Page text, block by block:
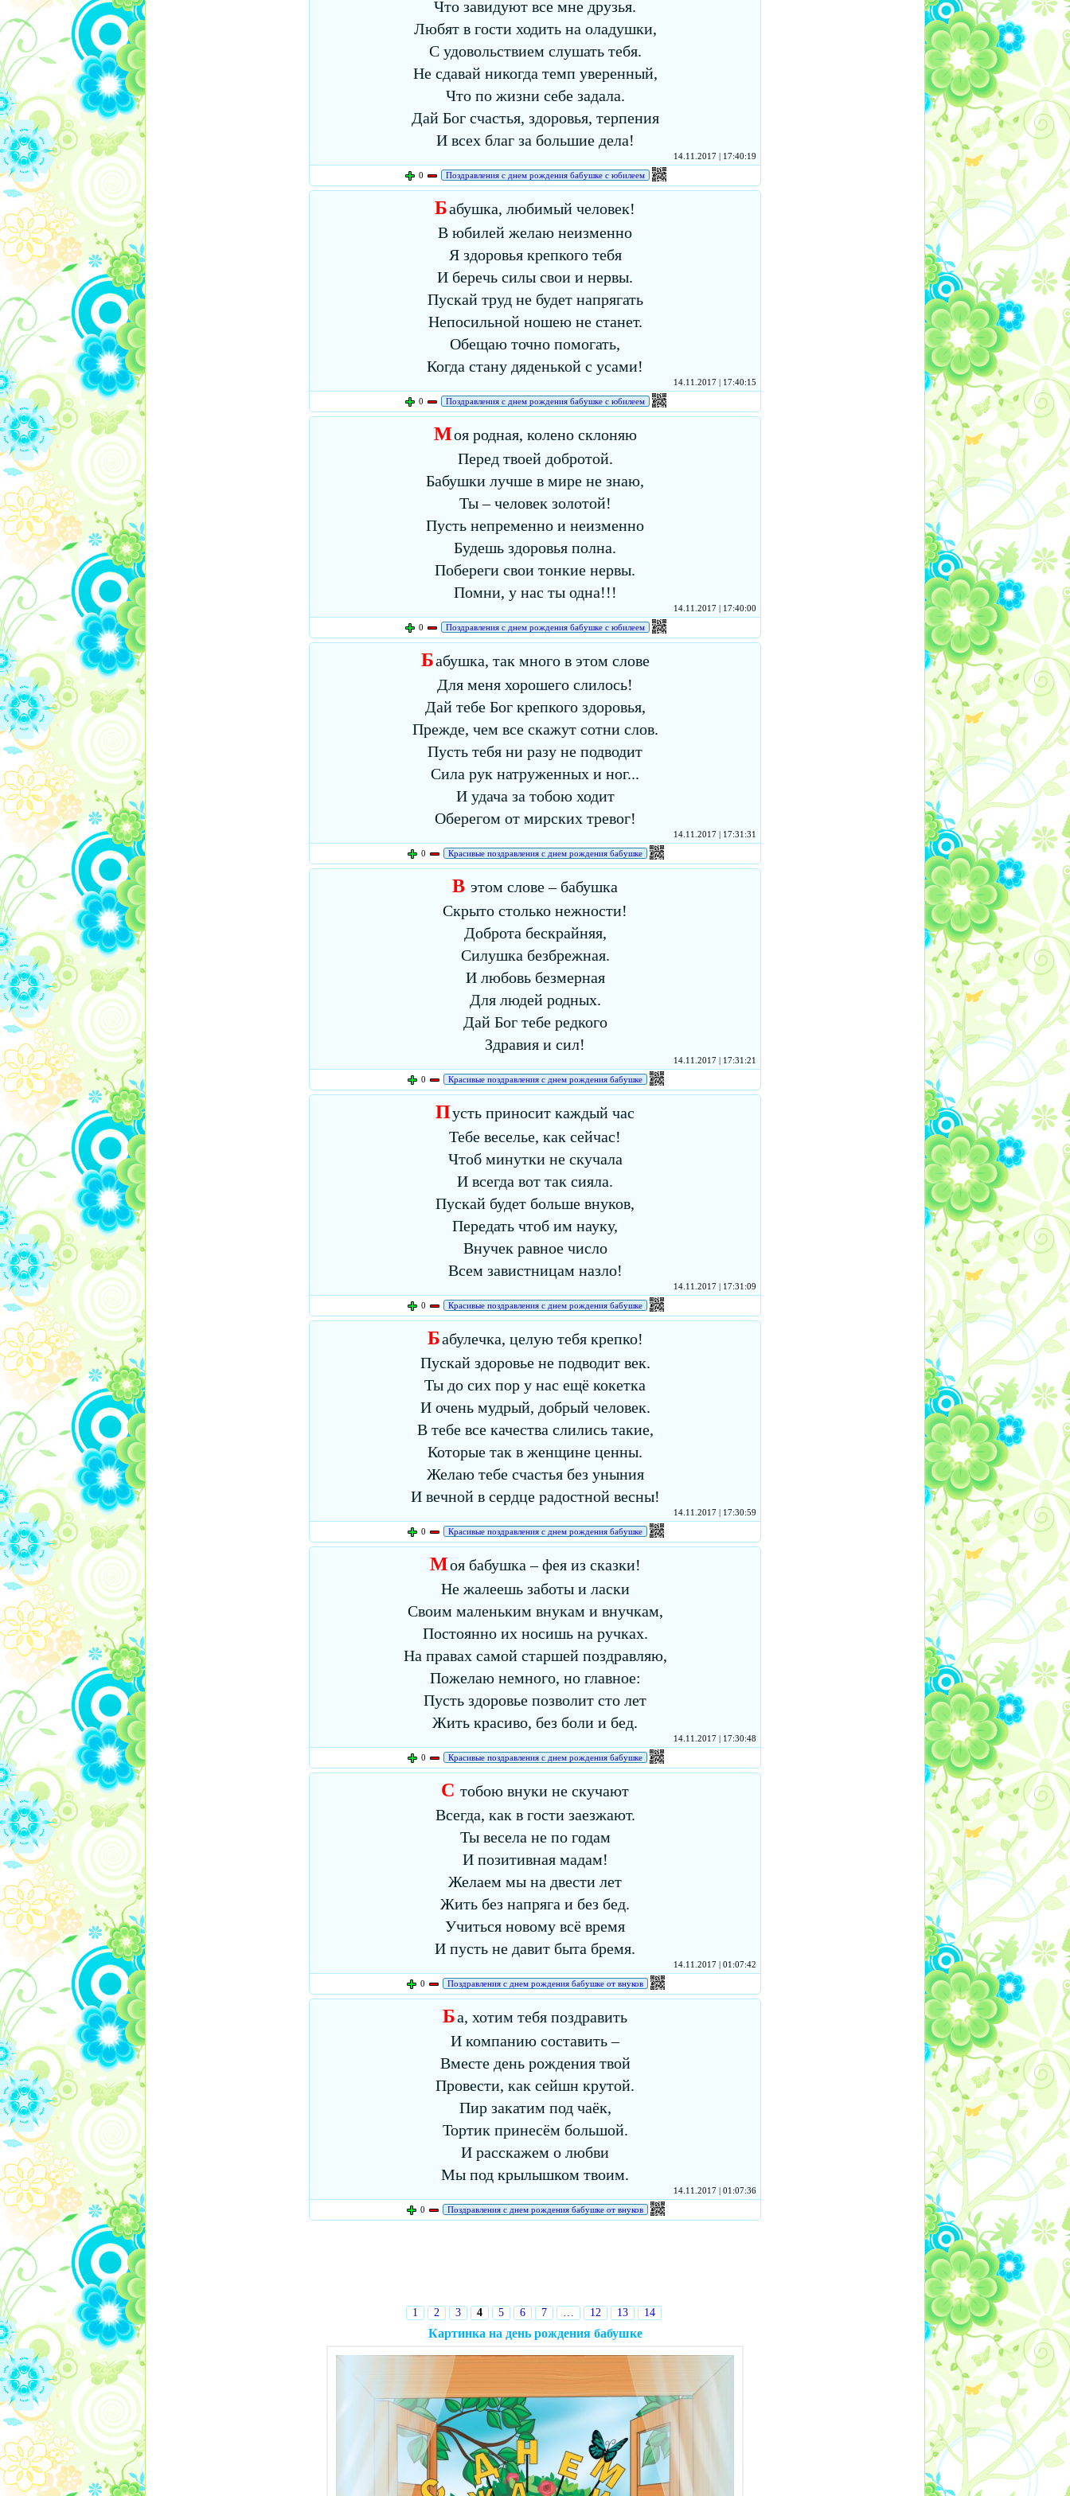
Что завидуют все мне друзья.
Любят в гости ходить на оладушки,
С удовольствием слушать тебя.
Не сдавай никогда темп уверенный,
Что по жизни себе задала.
Дай Бог счастья, здоровья, терпения
И всех благ за большие дела!
14.11.2017 | 17:40:19
0
Поздравления с днем рождения бабушке с юбилеем
Бабушка, любимый человек!
В юбилей желаю неизменно
Я здоровья крепкого тебя
И беречь силы свои и нервы.
Пускай труд не будет напрягать
Непосильной ношею не станет.
Обещаю точно помогать,
Когда стану дяденькой с усами!
14.11.2017 | 17:40:15
0
Поздравления с днем рождения бабушке с юбилеем
Моя родная, колено склоняю
Перед твоей добротой.
Бабушки лучше в мире не знаю,
Ты – человек золотой!
Пусть непременно и неизменно
Будешь здоровья полна.
Побереги свои тонкие нервы.
Помни, у нас ты одна!!!
14.11.2017 | 17:40:00
0
Поздравления с днем рождения бабушке с юбилеем
Бабушка, так много в этом слове
Для меня хорошего слилось!
Дай тебе Бог крепкого здоровья,
Прежде, чем все скажут сотни слов.
Пусть тебя ни разу не подводит
Сила рук натруженных и ног...
И удача за тобою ходит
Оберегом от мирских тревог!
14.11.2017 | 17:31:31
0
Красивые поздравления с днем рождения бабушке
В этом слове – бабушка
Скрыто столько нежности!
Доброта бескрайняя,
Силушка безбрежная.
И любовь безмерная
Для людей родных.
Дай Бог тебе редкого
Здравия и сил!
14.11.2017 | 17:31:21
0
Красивые поздравления с днем рождения бабушке
Пусть приносит каждый час
Тебе веселье, как сейчас!
Чтоб минутки не скучала
И всегда вот так сияла.
Пускай будет больше внуков,
Передать чтоб им науку,
Внучек равное число
Всем завистницам назло!
14.11.2017 | 17:31:09
0
Красивые поздравления с днем рождения бабушке
Бабулечка, целую тебя крепко!
Пускай здоровье не подводит век.
Ты до сих пор у нас ещё кокетка
И очень мудрый, добрый человек.
В тебе все качества слились такие,
Которые так в женщине ценны.
Желаю тебе счастья без уныния
И вечной в сердце радостной весны!
14.11.2017 | 17:30:59
0
Красивые поздравления с днем рождения бабушке
Моя бабушка – фея из сказки!
Не жалеешь заботы и ласки
Своим маленьким внукам и внучкам,
Постоянно их носишь на ручках.
На правах самой старшей поздравляю,
Пожелаю немного, но главное:
Пусть здоровье позволит сто лет
Жить красиво, без боли и бед.
14.11.2017 | 17:30:48
0
Красивые поздравления с днем рождения бабушке
С тобою внуки не скучают
Всегда, как в гости заезжают.
Ты весела не по годам
И позитивная мадам!
Желаем мы на двести лет
Жить без напряга и без бед.
Учиться новому всё время
И пусть не давит быта бремя.
14.11.2017 | 01:07:42
0
Поздравления с днем рождения бабушке от внуков
Ба, хотим тебя поздравить
И компанию составить –
Вместе день рождения твой
Провести, как сейшн крутой.
Пир закатим под чаёк,
Тортик принесём большой.
И расскажем о любви
Мы под крылышком твоим.
14.11.2017 | 01:07:36
0
Поздравления с днем рождения бабушке от внуков
1 2 3 4 5 6 7 … 12 13 14
Картинка на день рождения бабушке